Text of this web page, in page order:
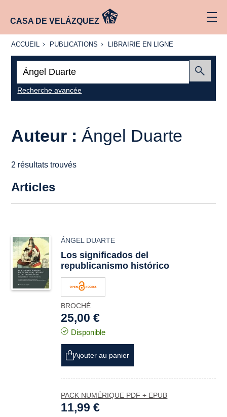
CASA DE VELÁZQUEZ
ACCUEIL
ACCUEIL PUBLICATIONS
PUBLICATIONS
LIBRAIRIE
LIBRAIRIE EN LIGNE
Recherche avancée
Auteur : Ángel Duarte
2 résultats trouvés
Articles
ÁNGEL DUARTE
Los significados del
republicanismo histórico
BROCHÉ
25,00 €
Disponible
Ajouter au panier
PACK NUMÉRIQUE PDF + EPUB
11,99 €